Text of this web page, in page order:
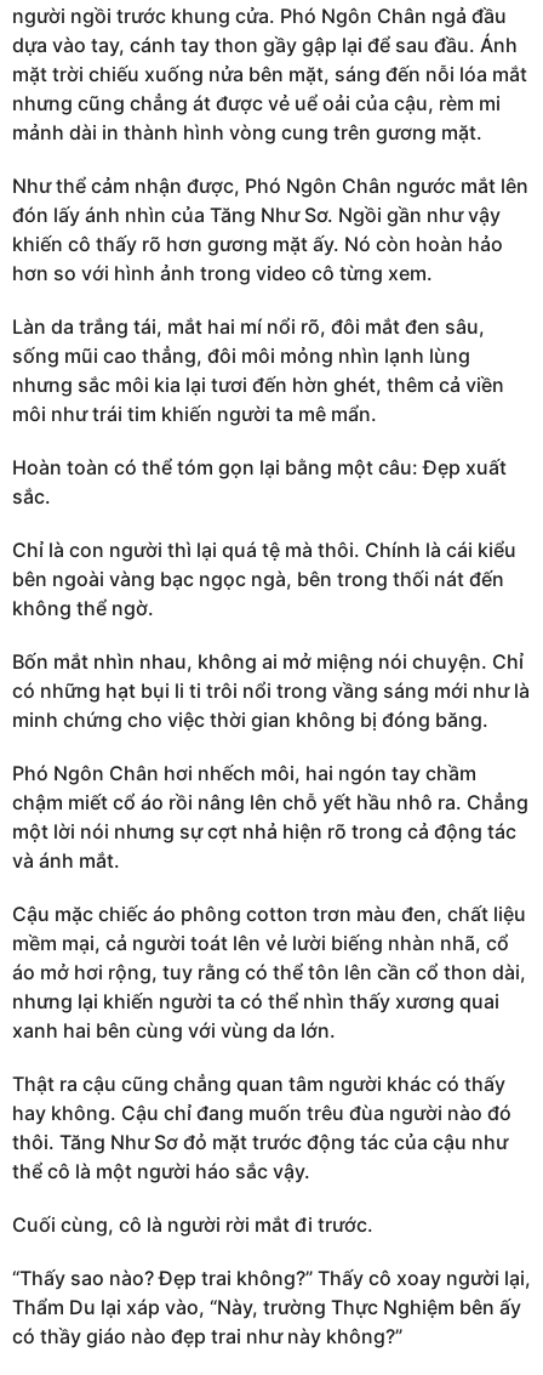
người ngồi trước khung cửa. Phó Ngôn Chân ngả đầu
dựa vào tay, cánh tay thon gầy gập lại để sau đầu. Ánh
mặt trời chiếu xuống nửa bên mặt, sáng đến nỗi lóa mắt
nhưng cũng chẳng át được vẻ uể oải của cậu, rèm mi
mảnh dài in thành hình vòng cung trên gương mặt.
Như thể cảm nhận được, Phó Ngôn Chân ngước mắt lên
đón lấy ánh nhìn của Tăng Như Sơ. Ngồi gần như vậy
khiến cô thấy rõ hơn gương mặt ấy. Nó còn hoàn hảo
hơn so với hình ảnh trong video cô từng xem.
Làn da trắng tái, mắt hai mí nổi rõ, đôi mắt đen sâu,
sống mũi cao thẳng, đôi môi mỏng nhìn lạnh lùng
nhưng sắc môi kia lại tươi đến hờn ghét, thêm cả viền
môi như trái tim khiến người ta mê mẩn.
Hoàn toàn có thể tóm gọn lại bằng một câu: Đẹp xuất
sắc.
Chỉ là con người thì lại quá tệ mà thôi. Chính là cái kiểu
bên ngoài vàng bạc ngọc ngà, bên trong thối nát đến
không thể ngờ.
Bốn mắt nhìn nhau, không ai mở miệng nói chuyện. Chỉ
có những hạt bụi li ti trôi nổi trong vầng sáng mới như là
minh chứng cho việc thời gian không bị đóng băng.
Phó Ngôn Chân hơi nhếch môi, hai ngón tay chầm
chậm miết cổ áo rồi nâng lên chỗ yết hầu nhô ra. Chẳng
một lời nói nhưng sự cợt nhả hiện rõ trong cả động tác
và ánh mắt.
Cậu mặc chiếc áo phông cotton trơn màu đen, chất liệu
mềm mại, cả người toát lên vẻ lười biếng nhàn nhã, cổ
áo mở hơi rộng, tuy rằng có thể tôn lên cần cổ thon dài,
nhưng lại khiến người ta có thể nhìn thấy xương quai
xanh hai bên cùng với vùng da lớn.
Thật ra cậu cũng chẳng quan tâm người khác có thấy
hay không. Cậu chỉ đang muốn trêu đùa người nào đó
thôi. Tăng Như Sơ đỏ mặt trước động tác của cậu như
thể cô là một người háo sắc vậy.
Cuối cùng, cô là người rời mắt đi trước.
“Thấy sao nào? Đẹp trai không?” Thấy cô xoay người lại,
Thẩm Du lại xáp vào, “Này, trường Thực Nghiệm bên ấy
có thầy giáo nào đẹp trai như này không?”